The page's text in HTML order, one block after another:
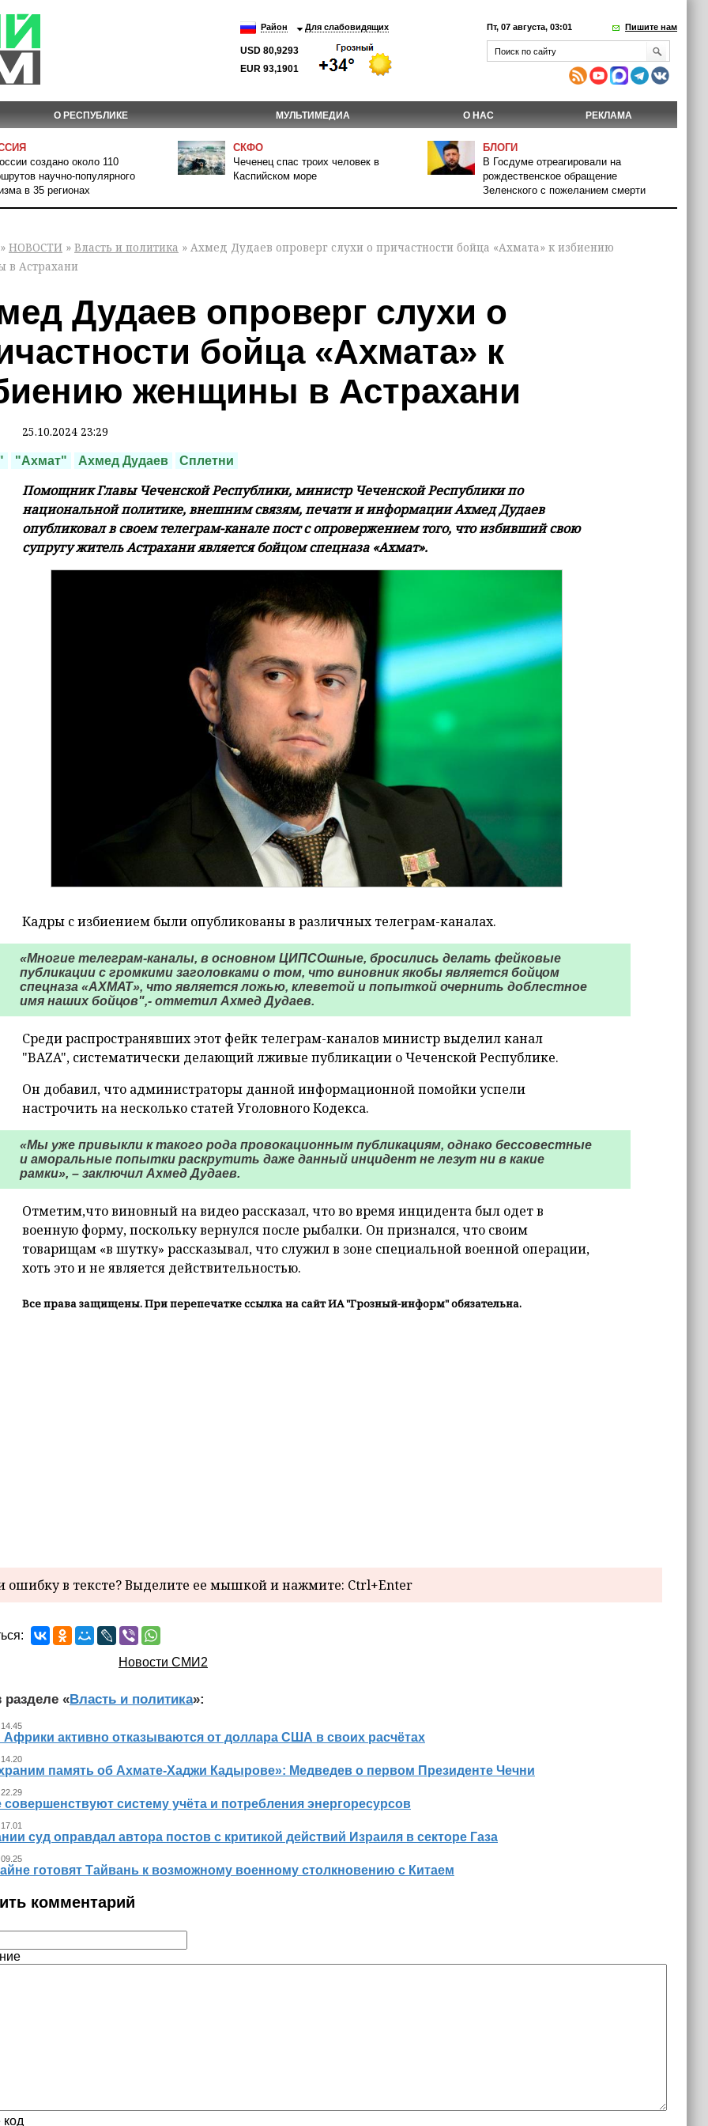
Район Для слабовидящих
USD 80,9293
EUR 93,1901
Пт, 07 августа, 03:01 Пишите нам
О РЕСПУБЛИКЕ МУЛЬТИМЕДИА О НАС РЕКЛАМА
создано около 110
научно-популярного
в 35 регионах
СКФО
Чеченец спас троих человек в
Каспийском море
БЛОГИ
В Госдуме отреагировали на
рождественское обращение
Зеленского с пожеланием смерти
» НОВОСТИ » Власть и политика » Ахмед Дудаев опроверг слухи о причастности бойца «Ахмата» к избиению
в Астрахани
Дудаев опроверг слухи о
бойца «Ахмата» к
женщины в Астрахани
25.10.2024 23:29
"Ахмат" Ахмед Дудаев Сплетни
Помощник Главы Чеченской Республики, министр Чеченской Республики по
национальной политике, внешним связям, печати и информации Ахмед Дудаев
опубликовал в своем телеграм-канале пост с опровержением того, что избивший свою
супругу житель Астрахани является бойцом спецназа «Ахмат».
Кадры с избиением были опубликованы в различных телеграм-каналах.
«Многие телеграм-каналы, в основном ЦИПСОшные, бросились делать фейковые
публикации с громкими заголовками о том, что виновник якобы является бойцом
спецназа «АХМАТ», что является ложью, клеветой и попыткой очернить доблестное
имя наших бойцов",- отметил Ахмед Дудаев.
Среди распространявших этот фейк телеграм-каналов министр выделил канал
"BAZA", систематически делающий лживые публикации о Чеченской Республике.
Он добавил, что администраторы данной информационной помойки успели
настрочить на несколько статей Уголовного Кодекса.
«Мы уже привыкли к такого рода провокационным публикациям, однако бессовестные
и аморальные попытки раскрутить даже данный инцидент не лезут ни в какие
рамки», – заключил Ахмед Дудаев.
Отметим,что виновный на видео рассказал, что во время инцидента был одет в
военную форму, поскольку вернулся после рыбалки. Он признался, что своим
товарищам «в шутку» рассказывал, что служил в зоне специальной военной операции,
хоть это и не является действительностью.
Все права защищены. При перепечатке ссылка на сайт ИА "Грозный-информ" обязательна.
в тексте? Выделите ее мышкой и нажмите: Ctrl+Enter
Новости СМИ2
разделе «Власть и политика»:
активно отказываются от доллара США в своих расчётах
память об Ахмате-Хаджи Кадырове»: Медведев о первом Президенте Чечни
совершенствуют систему учёта и потребления энергоресурсов
суд оправдал автора постов с критикой действий Израиля в секторе Газа
готовят Тайвань к возможному военному столкновению с Китаем
комментарий
код